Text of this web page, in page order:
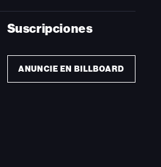
Suscripciones
ANUNCIE EN BILLBOARD